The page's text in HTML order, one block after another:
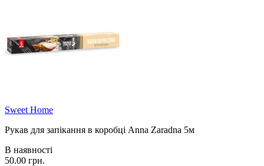
Sweet Home
Рукав для запікання в коробці Anna Zaradna 5м
В наявності
50.00 грн.